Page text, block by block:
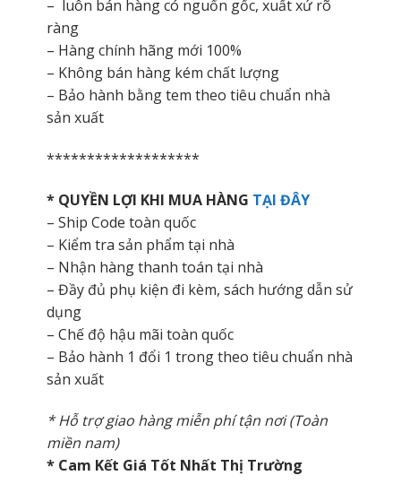
– luôn bán hàng có nguốn gốc, xuất xứ rõ
ràng
– Hàng chính hãng mới 100%
– Không bán hàng kém chất lượng
– Bảo hành bằng tem theo tiêu chuẩn nhà
sản xuất
*******************
* QUYỀN LỢI KHI MUA HÀNG TẠI ĐÂY
– Ship Code toàn quốc
– Kiểm tra sản phẩm tại nhà
– Nhận hàng thanh toán tại nhà
– Đầy đủ phụ kiện đi kèm, sách hướng dẫn sử
dụng
– Chế độ hậu mãi toàn quốc
– Bảo hành 1 đổi 1 trong theo tiêu chuẩn nhà
sản xuất
* Hỗ trợ giao hàng miễn phí tận nơi (Toàn
miền nam)
* Cam Kết Giá Tốt Nhất Thị Trường